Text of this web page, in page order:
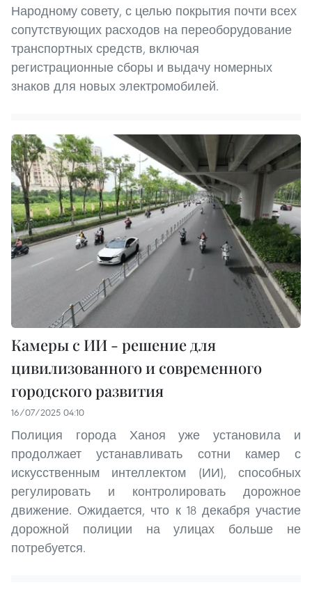
Народному совету, с целью покрытия почти всех
сопутствующих расходов на переоборудование
транспортных средств, включая
регистрационные сборы и выдачу номерных
знаков для новых электромобилей.
Камеры с ИИ - решение для
цивилизованного и современного
городского развития
16/07/2025 04:10
Полиция города Ханоя уже установила и
продолжает устанавливать сотни камер с
искусственным интеллектом (ИИ), способных
регулировать и контролировать дорожное
движение. Ожидается, что к 18 декабря участие
дорожной полиции на улицах больше не
потребуется.